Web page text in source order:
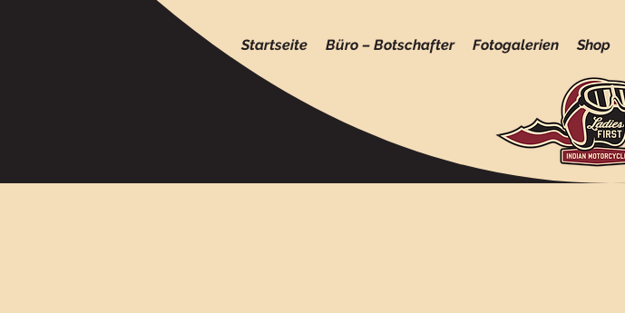
Startseite Büro – Botschafter Fotogalerien Shop